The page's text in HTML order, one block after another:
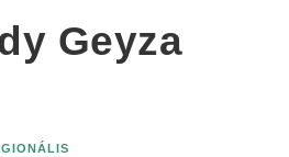
Geyza